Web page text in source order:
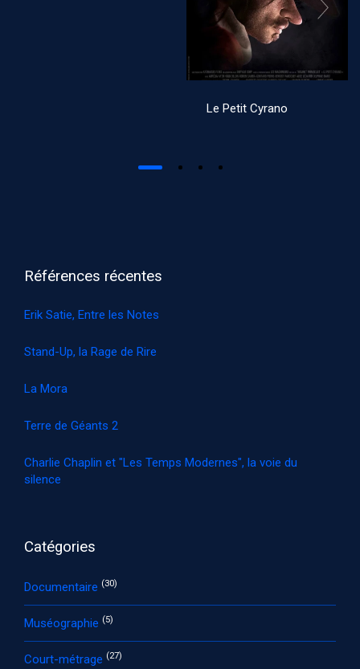
Le Petit Cyrano
Références récentes
Erik Satie, Entre les Notes
Stand-Up, la Rage de Rire
La Mora
Terre de Géants 2
Charlie Chaplin et "Les Temps Modernes", la voie du
silence
Catégories
Documentaire (30)
Muséographie (5)
Court-métrage (27)